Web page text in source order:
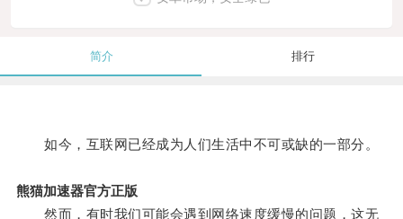
简介 排行
如今，互联网已经成为人们生活中不可或缺的一部分。
熊猫加速器官方正版
然而，有时我们可能会遇到网络速度缓慢的问题，这无